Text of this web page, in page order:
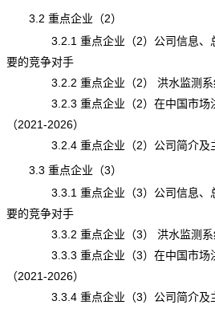
3.2 重点企业（2）
3.2.1 重点企业（2）公司信息、总
要的竞争对手
3.2.2 重点企业（2） 洪水监测系
3.2.3 重点企业（2）在中国市场洪
（2021-2026）
3.2.4 重点企业（2）公司简介及
3.3 重点企业（3）
3.3.1 重点企业（3）公司信息、总
要的竞争对手
3.3.2 重点企业（3） 洪水监测系
3.3.3 重点企业（3）在中国市场洪
（2021-2026）
3.3.4 重点企业（3）公司简介及